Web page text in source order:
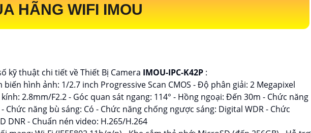
HÃNG WIFI IMOU
kỹ thuật chi tiết về Thiết Bị Camera IMOU-IPC-K42P :
biến hình ảnh: 1/2.7 inch Progressive Scan CMOS - Độ phân giải: 2 Megapixel
kính: 2.8mm/F2.2 - Góc quan sát ngang: 114° - Hồng ngoại: Đến 30m - Chức năng
Chức năng bù sáng: Có - Chức năng chống ngược sáng: Digital WDR - Chức
DNR - Chuẩn nén video: H.265/H.264